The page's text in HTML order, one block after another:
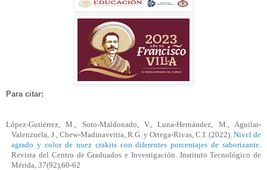
Para citar:
López-Gutiérrez, M., Soto-Maldonado, V., Luna-Hernández, M., Aguilar-
Valenzuela, J., Chew-Madinaveitia, R.G. y Ortega-Rivas, C.I. (2022). Nivel de
agrado y color de nuez crakitscon diferentes porcentajes de saborizante
Revista del Centro de Graduados e Investigación. Instituto Tecnológico de
Mérida, 37(92),60-62